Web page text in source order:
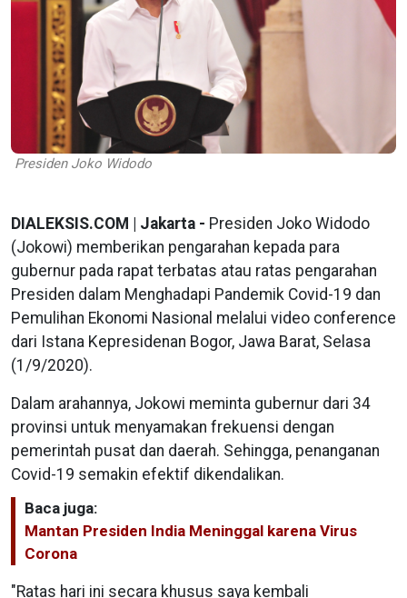
Presiden Joko Widodo
DIALEKSIS.COM | Jakarta - Presiden Joko Widodo
(Jokowi) memberikan pengarahan kepada para
gubernur pada rapat terbatas atau ratas pengarahan
Presiden dalam Menghadapi Pandemik Covid-19 dan
Pemulihan Ekonomi Nasional melalui video conference
dari Istana Kepresidenan Bogor, Jawa Barat, Selasa
(1/9/2020).
Dalam arahannya, Jokowi meminta gubernur dari 34
provinsi untuk menyamakan frekuensi dengan
pemerintah pusat dan daerah. Sehingga, penanganan
Covid-19 semakin efektif dikendalikan.
Baca juga:
Mantan Presiden India Meninggal karena Virus
Corona
"Ratas hari ini secara khusus saya kembali